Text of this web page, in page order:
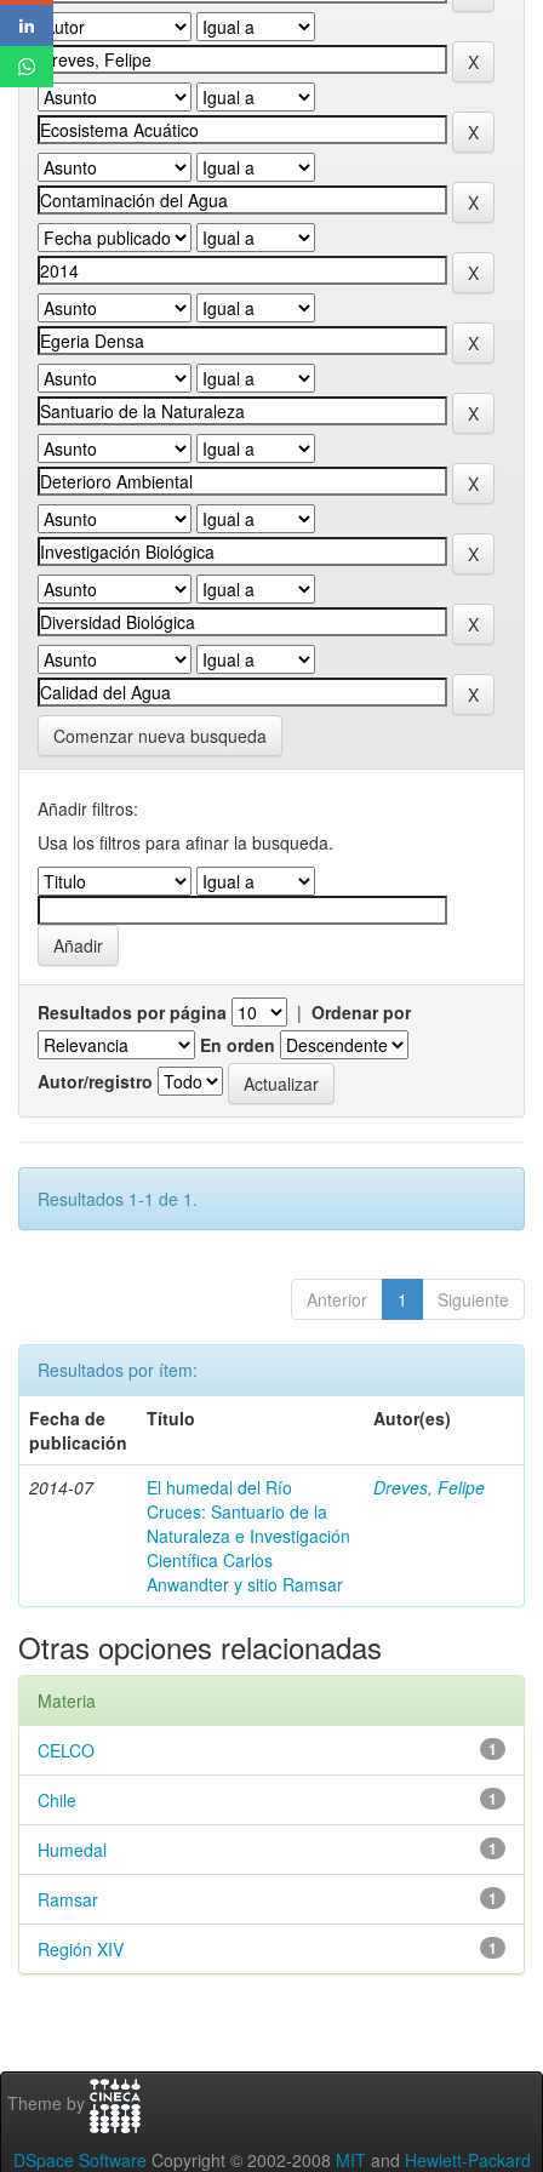
Comenzar nueva busqueda
Añadir filtros:
Usa los filtros para afinar la busqueda.
Resultados por página | Ordenar por
En orden
Autor/registro
Resultados 1-1 de 1.
Anterior 1 Siguiente
Resultados por ítem:
Fecha de
publicación
Título Autor(es)
2014-07
El humedal del Río
Cruces: Santuario de la
Naturaleza e Investigación
Científica Carlos
Anwandter y sitio Ramsar
Dreves, Felipe
Otras opciones relacionadas
Materia
1
CELCO
1
Chile
1
Humedal
1
Ramsar
1
Región XIV
Theme by
DSpace Software Copyright © 2002-2008 MIT and Hewlett-Packard